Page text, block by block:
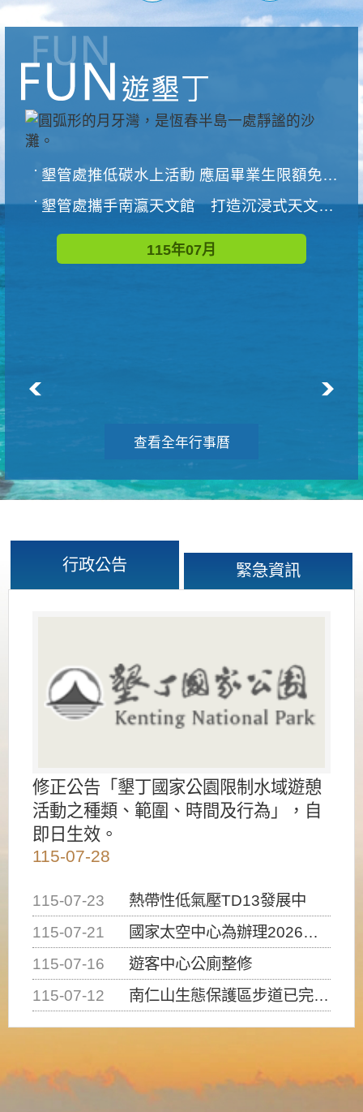
墾管處推低碳水上活動 應屆畢業生限額免費參加
墾管處攜手南瀛天文館 打造沉浸式天文探索營隊
115年07月
查看全年行事曆
行政公告 緊急資訊
修正公告「墾丁國家公園限制水域遊憩
活動之種類、範圍、時間及行為」，自
即日生效。
115-07-28
115-07-23
熱帶性低氣壓TD13發展中
115-07-21
國家太空中心為辦理2026台灣盃火箭競賽，陸、海、空域警戒及協調相關事宜，因颱風備案事宜
115-07-16
遊客中心公廁整修
115-07-12
南仁山生態保護區步道已完成修復，自115年7月13日（星期一）起恢復開放入園，歡迎民眾依規定申請入園....